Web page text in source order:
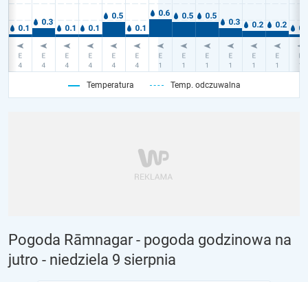
Temperatura Temp. odczuwalna
Pogoda Rāmnagar - pogoda godzinowa na
jutro - niedziela 9 sierpnia